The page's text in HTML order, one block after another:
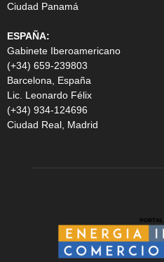
Ciudad Panamá
ESPAÑA:
Gabinete Iberoamericano
(+34) 659-239803
Barcelona, España
Lic. Leonardo Félix
(+34) 934-124696
Ciudad Real, Madrid